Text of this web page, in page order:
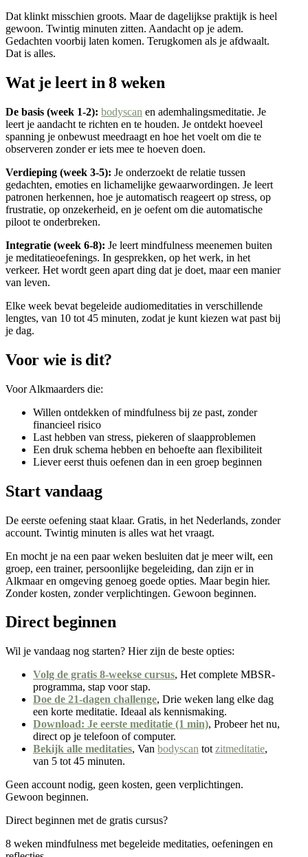
Dat klinkt misschien groots. Maar de dagelijkse praktijk is heel
gewoon. Twintig minuten zitten. Aandacht op je adem.
Gedachten voorbij laten komen. Terugkomen als je afdwaalt.
Dat is alles.
Wat je leert in 8 weken
De basis (week 1-2): bodyscan en ademhalingsmeditatie. Je
leert je aandacht te richten en te houden. Je ontdekt hoeveel
spanning je onbewust meedraagt en hoe het voelt om die te
observeren zonder er iets mee te hoeven doen.
Verdieping (week 3-5): Je onderzoekt de relatie tussen
gedachten, emoties en lichamelijke gewaarwordingen. Je leert
patronen herkennen, hoe je automatisch reageert op stress, op
frustratie, op onzekerheid, en je oefent om die automatische
piloot te onderbreken.
Integratie (week 6-8): Je leert mindfulness meenemen buiten
je meditatieoefenings. In gesprekken, op het werk, in het
verkeer. Het wordt geen apart ding dat je doet, maar een manier
van leven.
Elke week bevat begeleide audiomeditaties in verschillende
lengtes, van 10 tot 45 minuten, zodat je kunt kiezen wat past bij
je dag.
Voor wie is dit?
Voor Alkmaarders die:
Willen ontdekken of mindfulness bij ze past, zonder
financieel risico
Last hebben van stress, piekeren of slaapproblemen
Een druk schema hebben en behoefte aan flexibiliteit
Liever eerst thuis oefenen dan in een groep beginnen
Start vandaag
De eerste oefening staat klaar. Gratis, in het Nederlands, zonder
account. Twintig minuten is alles wat het vraagt.
En mocht je na een paar weken besluiten dat je meer wilt, een
groep, een trainer, persoonlijke begeleiding, dan zijn er in
Alkmaar en omgeving genoeg goede opties. Maar begin hier.
Zonder kosten, zonder verplichtingen. Gewoon beginnen.
Direct beginnen
Wil je vandaag nog starten? Hier zijn de beste opties:
Volg de gratis 8-weekse cursus, Het complete MBSR-
programma, stap voor stap.
Doe de 21-dagen challenge, Drie weken lang elke dag
een korte meditatie. Ideaal als kennismaking.
Download: Je eerste meditatie (1 min), Probeer het nu,
direct op je telefoon of computer.
Bekijk alle meditaties, Van bodyscan tot zitmeditatie,
van 5 tot 45 minuten.
Geen account nodig, geen kosten, geen verplichtingen.
Gewoon beginnen.
Direct beginnen met de gratis cursus?
8 weken mindfulness met begeleide meditaties, oefeningen en